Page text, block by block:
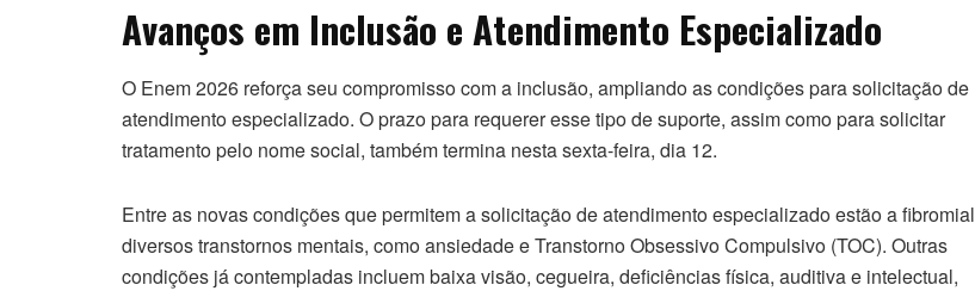
Avanços em Inclusão e Atendimento Especializado
O Enem 2026 reforça seu compromisso com a inclusão, ampliando as condições para solicitação de
atendimento especializado. O prazo para requerer esse tipo de suporte, assim como para solicitar
tratamento pelo nome social, também termina nesta sexta-feira, dia 12.
Entre as novas condições que permitem a solicitação de atendimento especializado estão a
diversos transtornos mentais, como ansiedade e Transtorno Obsessivo Compulsivo (TOC). Outras
condições já contempladas incluem baixa visão, cegueira, deficiências física, auditiva e intelectual,